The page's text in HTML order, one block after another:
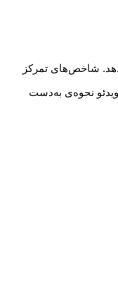
شاخص‌های تمرکز
ویدئو نحوه‌ی به‌دست